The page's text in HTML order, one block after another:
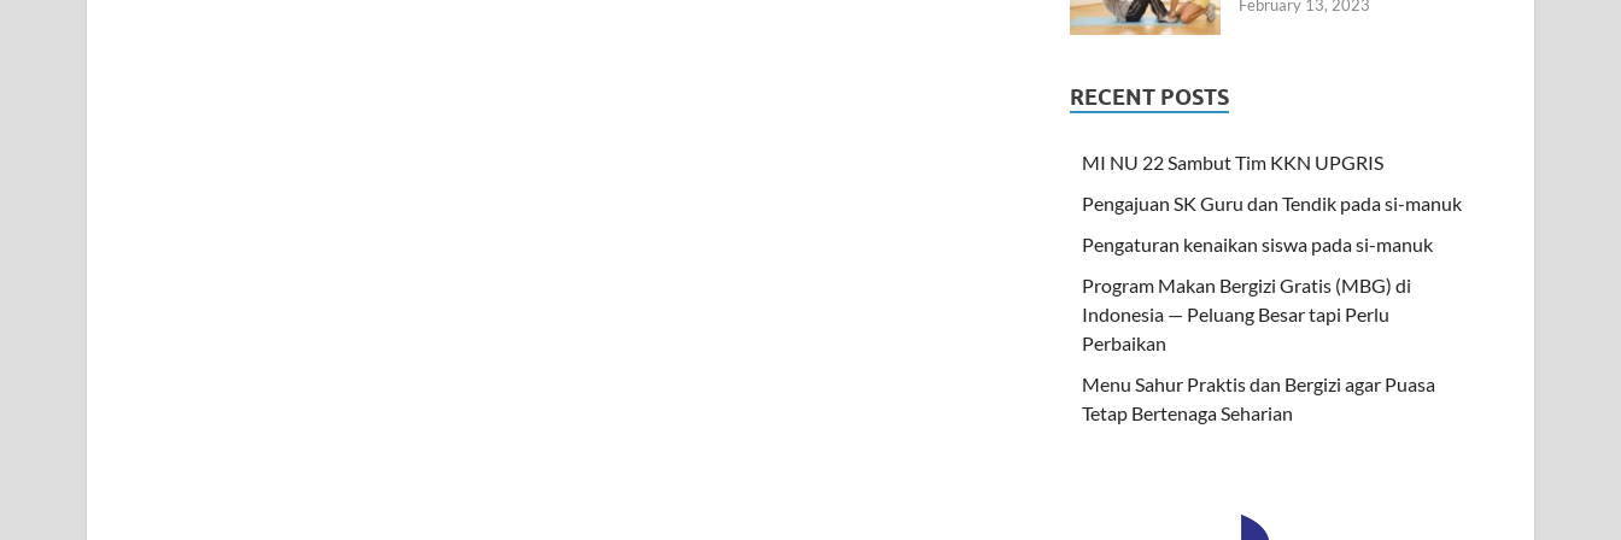
February 13, 2023
RECENT POSTS
MI NU 22 Sambut Tim KKN UPGRIS
Pengajuan SK Guru dan Tendik pada si-manuk
Pengaturan kenaikan siswa pada si-manuk
Program Makan Bergizi Gratis (MBG) di
Indonesia — Peluang Besar tapi Perlu
Perbaikan
Menu Sahur Praktis dan Bergizi agar Puasa
Tetap Bertenaga Seharian